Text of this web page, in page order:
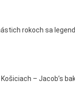
rokoch sa
– Jacob’s